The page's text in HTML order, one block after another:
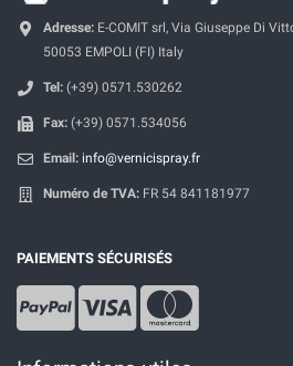
Adresse: E-COMIT srl, Via Giuseppe Di
50053 EMPOLI (FI) Italy
Tel: (+39) 0571.530262
Fax: (+39) 0571.534056
Email: info@vernicispray.fr
Numéro de TVA: FR 54 841181977
PAIEMENTS SÉCURISÉS